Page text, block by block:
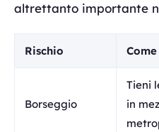
altrettanto importante
Rischio
Borseggio
Tieni
in